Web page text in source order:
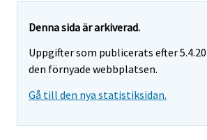
Denna sida är arkiverad.
Uppgifter som publicerats efter
den förnyade webbplatsen.
Gå till den nya statistiksidan.